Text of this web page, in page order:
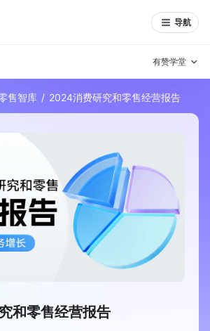
导航
有赞学堂
有赞专家说
新零售最佳实践
实干家直播间
售智库 / 2024消费研究和零售经营报告
和零售经营报告